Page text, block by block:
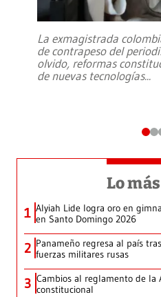
La exmagistrada
de contrapeso del
olvido, reformas
de nuevas tecnologías...
Lo
1 Alyiah Lide logra oro en
en Santo Domingo 2026
2 Panameño regresa al país
fuerzas militares rusas
3 Cambios al reglamento de la
constitucional